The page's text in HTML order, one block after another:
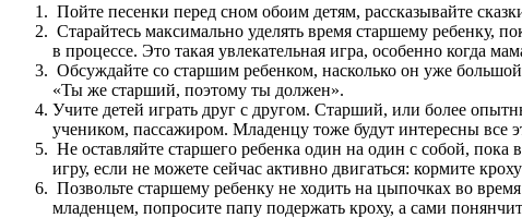
Пойте песенки перед сном обоим детям, рассказывайте
Старайтесь максимально уделять время старшему ребенку,
в процессе. Это такая увлекательная игра, особенно когда
Обсуждайте со старшим ребенком, насколько он уже
«Ты же старший, поэтому ты должен».
Учите детей играть друг с другом. Старший, или более
учеником, пассажиром. Младенцу тоже будут интересны все
Не оставляйте старшего ребенка один на один с собой,
игру, если не можете сейчас активно двигаться: кормите
Позвольте старшему ребенку не ходить на цыпочках во
младенцем, попросите папу подержать кроху, а сами